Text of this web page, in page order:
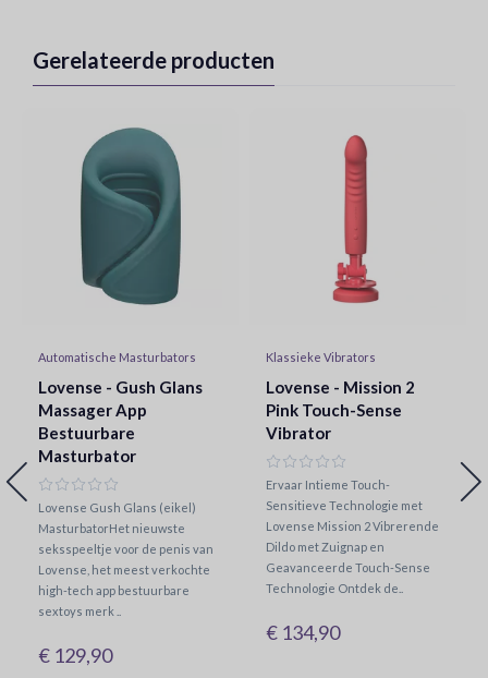
Gerelateerde producten
Automatische Masturbators
Lovense - Gush Glans
Massager App
Bestuurbare
Masturbator
Lovense Gush Glans (eikel)
MasturbatorHet nieuwste
seksspeeltje voor de penis van
Lovense, het meest verkochte
high-tech app bestuurbare
sextoys merk ..
€ 129,90
Klassieke Vibrators
Lovense - Mission 2
Pink Touch-Sense
Vibrator
Ervaar Intieme Touch-
Sensitieve Technologie met
Lovense Mission 2 Vibrerende
Dildo met Zuignap en
Geavanceerde Touch-Sense
Technologie Ontdek de..
€ 134,90